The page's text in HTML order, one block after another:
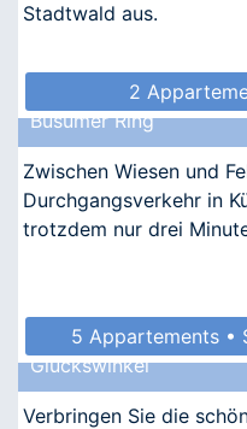
Stadtwald aus.
2
Büsumer Ring
Zwischen Wiesen und
Durchgangsverkehr in
trotzdem nur drei
5 Appartements •
Glückswinkel
Verbringen Sie die